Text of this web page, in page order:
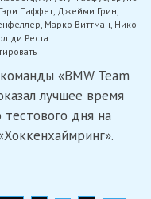
Гэри Паффет, Джейми Грин,
, Марко Виттман, Нико
ди Реста
on
возглавил
протокол
первого
дня
тестов
«BMW Team
лучшее время
тестового дня на